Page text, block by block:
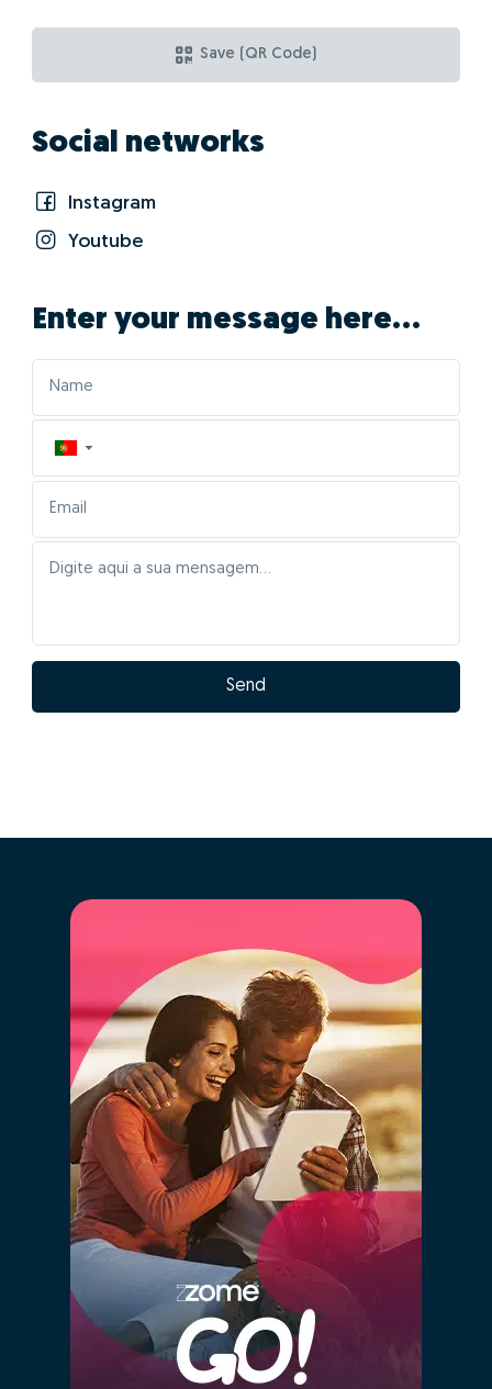
Save (QR Code)
Social networks
Instagram
Youtube
Enter your message here...
▼
Send